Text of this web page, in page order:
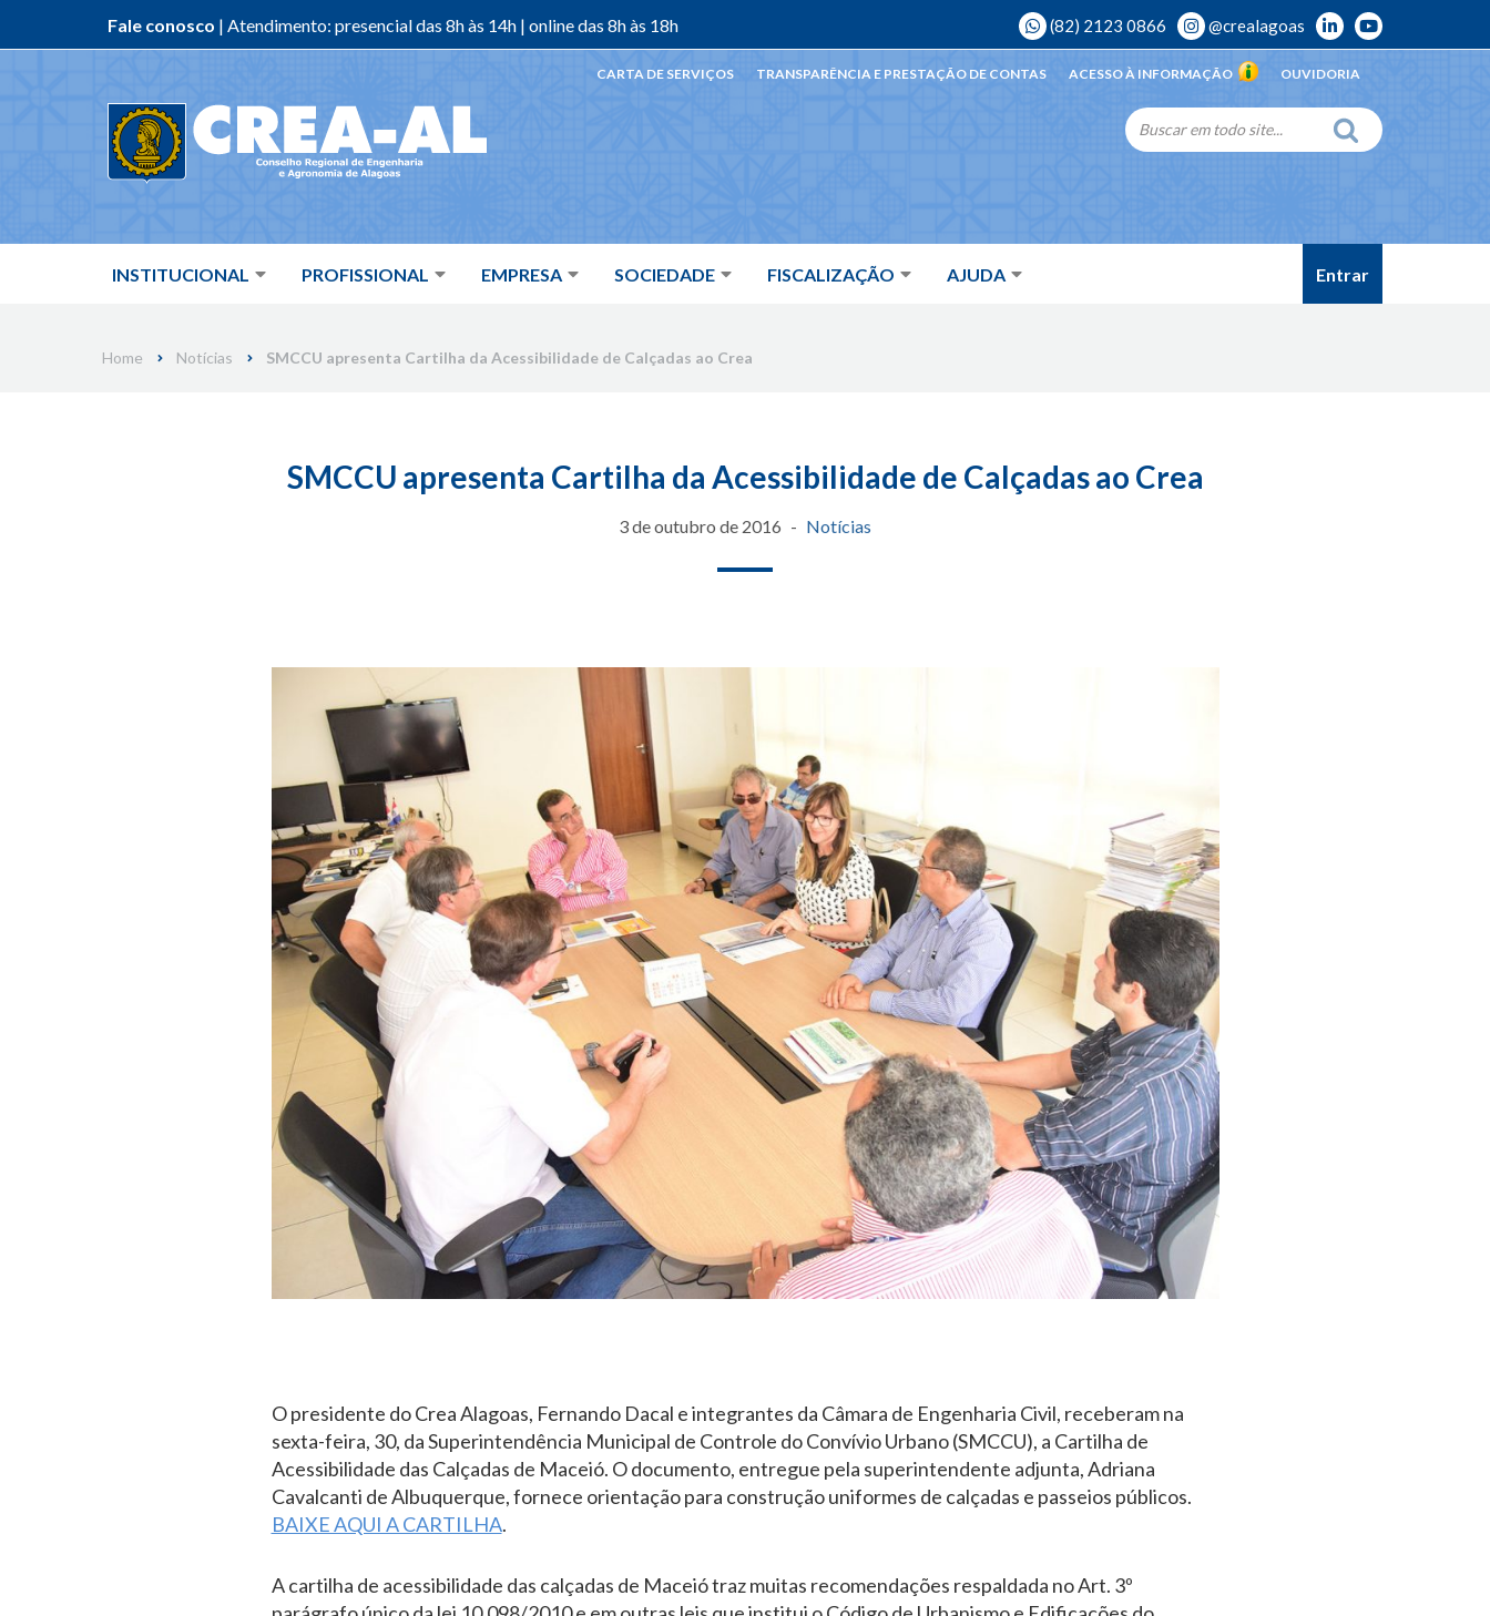
Fale conosco | Atendimento: presencial das 8h às 14h | online das 8h às 18h (82) 2123 0866 @crealagoas
INSTITUCIONAL PROFISSIONAL EMPRESA SOCIEDADE FISCALIZAÇÃO AJUDA
OUVIDORIA
ACESSO À INFORMAÇÃO
TRANSPARÊNCIA E PRESTAÇÃO DE CONTAS
CARTA DE SERVIÇOS
Entrar
Home Notícias SMCCU apresenta Cartilha da Acessibilidade de Calçadas ao Crea
SMCCU apresenta Cartilha da Acessibilidade de Calçadas ao Crea
3 de outubro de 2016 Notícias
O presidente do Crea Alagoas, Fernando Dacal e integrantes da Câmara de Engenharia Civil, receberam na
sexta-feira, 30, da Superintendência Municipal de Controle do Convívio Urbano (SMCCU), a Cartilha de
Acessibilidade das Calçadas de Maceió. O documento, entregue pela superintendente adjunta, Adriana
Cavalcanti de Albuquerque, fornece orientação para construção uniformes de calçadas e passeios públicos.
BAIXE AQUI A CARTILHA.
A cartilha de acessibilidade das calçadas de Maceió traz muitas recomendações respaldada no Art. 3º